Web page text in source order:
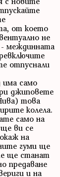
от което
не
- междинната
отпуснали
има само
джиповете
това
колела.
само на
ви се
на
гуми ще
ще станат
предаване
и на